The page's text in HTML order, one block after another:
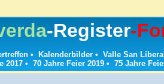
-Register-
• Kalenderbilder • Valle San
2017 • 70 Jahre Feier 2019 • 75 Jahre